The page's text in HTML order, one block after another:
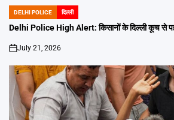
POSTED
IN
DELHI POLICE दिल्ली
Delhi Police High Alert: किसानों के दिल्ली कूच से
on
July 21, 2026